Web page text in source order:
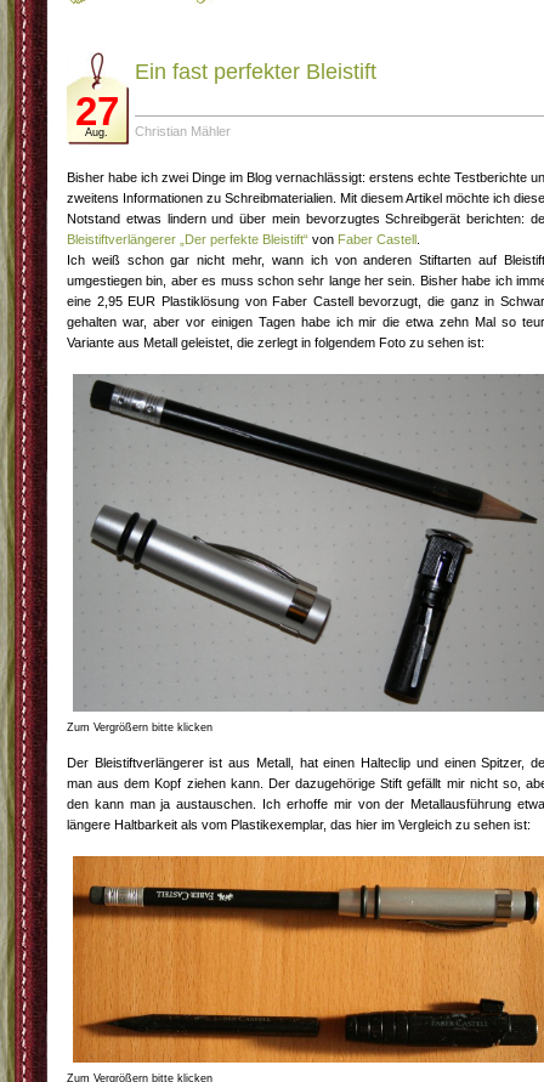
27
Aug.
Ein fast perfekter Bleistift
Christian Mähler
Bisher habe ich zwei Dinge im Blog vernachlässigt: erstens echte Testberichte
zweitens Informationen zu Schreibmaterialien. Mit diesem Artikel möchte ich
Notstand etwas lindern und über mein bevorzugtes Schreibgerät berichten:
Bleistiftverlängerer „Der perfekte Bleistift“ von Faber Castell
Ich weiß schon gar nicht mehr, wann ich von anderen Stiftarten auf
umgestiegen bin, aber es muss schon sehr lange her sein. Bisher habe ich
eine 2,95 EUR Plastiklösung von Faber Castell bevorzugt, die ganz in
gehalten war, aber vor einigen Tagen habe ich mir die etwa zehn Mal so
Variante aus Metall geleistet, die zerlegt in folgendem Foto zu sehen ist:
Zum Vergrößern bitte klicken
Der Bleistiftverlängerer ist aus Metall, hat einen Halteclip und einen Spitzer,
man aus dem Kopf ziehen kann. Der dazugehörige Stift gefällt mir nicht so,
den kann man ja austauschen. Ich erhoffe mir von der Metallausführung
längere Haltbarkeit als vom Plastikexemplar, das hier im Vergleich zu sehen ist:
Zum Vergrößern bitte klicken